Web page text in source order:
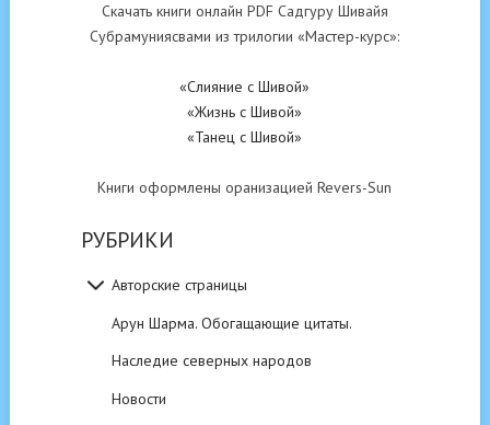
Скачать книги онлайн PDF Садгуру Шивайя
Субрамуниясвами из трилогии «Мастер-курс»:
«Слияние с Шивой»
«Жизнь с Шивой»
«Танец с Шивой»
Книги оформлены оранизацией Revers-Sun
РУБРИКИ
Авторские страницы
Арун Шарма. Обогащающие цитаты.
Наследие северных народов
Новости